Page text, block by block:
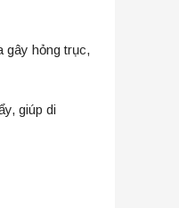
gây hỏng trục,
giúp di